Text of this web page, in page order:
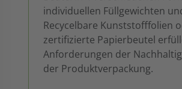
individuellen Füllgewichten
Recycelbare Kunststofffolien
zertifizierte Papierbeutel
Anforderungen der
der Produktverpackung.